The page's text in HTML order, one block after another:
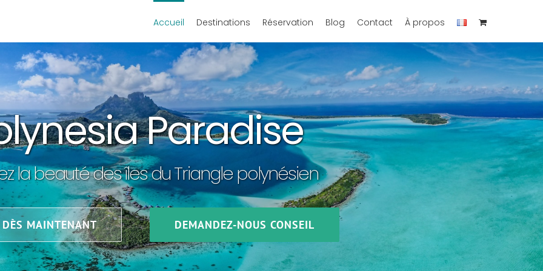
Accueil Destinations Réservation Blog Contact À propos
Paradise
la beauté des îles du Triangle polynésien
DÈS MAINTENANT DEMANDEZ-NOUS CONSEIL